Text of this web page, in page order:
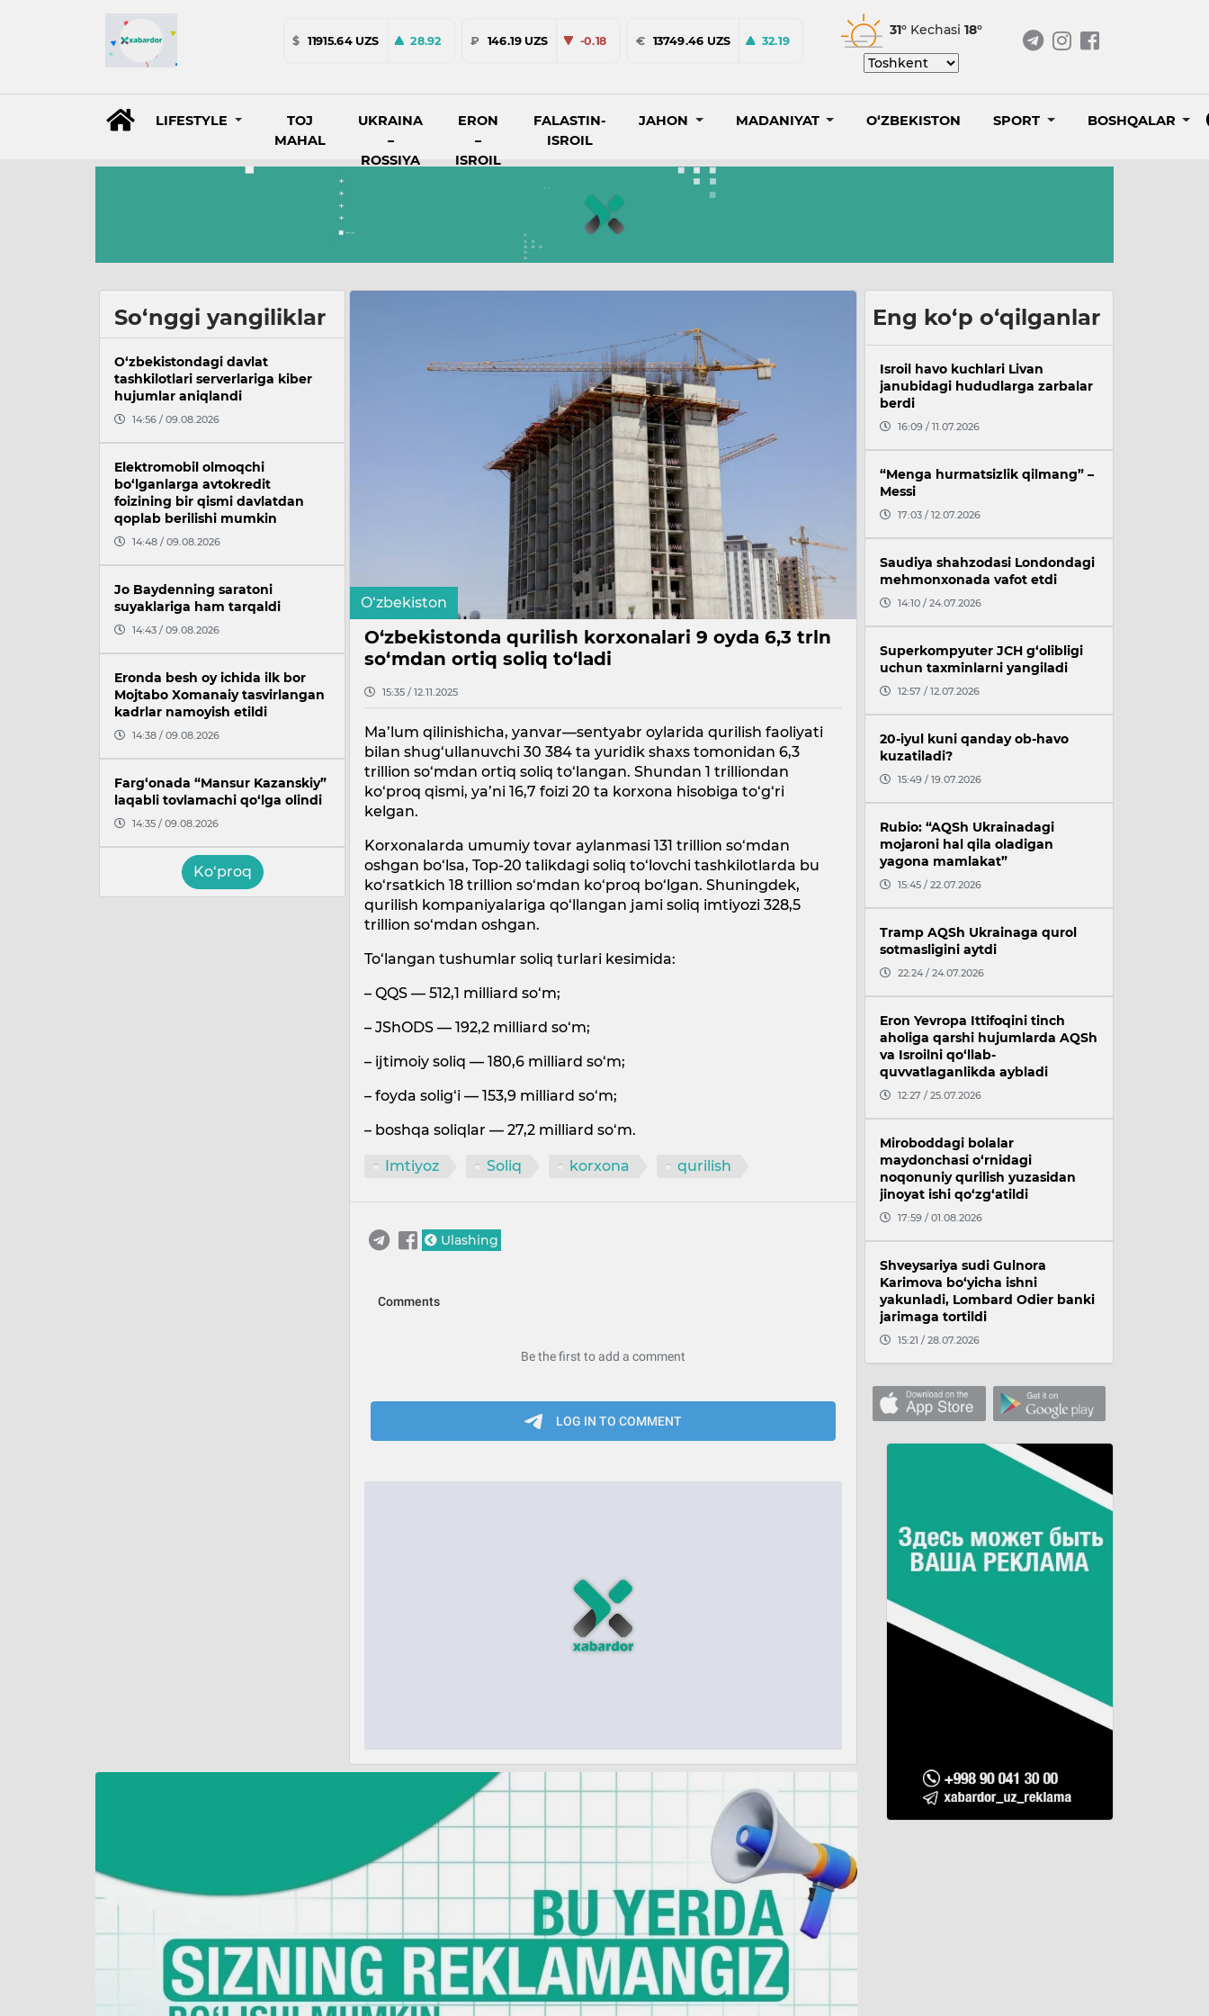
$ 11915.64 UZS 28.92 ₽ 146.19 UZS -0.18 € 13749.46 UZS 32.19
31° Kechasi 18°
LIFESTYLE
TOJ
MAHAL
UKRAINA
–
ROSSIYA
ERON
–
ISROIL
FALASTIN-
ISROIL
JAHON MADANIYAT O‘ZBEKISTON SPORT BOSHQALAR
So‘nggi yangiliklar
O‘zbekistondagi davlat
tashkilotlari serverlariga kiber
hujumlar aniqlandi
14:56 / 09.08.2026
Elektromobil olmoqchi
bo‘lganlarga avtokredit
foizining bir qismi davlatdan
qoplab berilishi mumkin
14:48 / 09.08.2026
Jo Baydenning saratoni
suyaklariga ham tarqaldi
14:43 / 09.08.2026
Eronda besh oy ichida ilk bor
Mojtabo Xomanaiy tasvirlangan
kadrlar namoyish etildi
14:38 / 09.08.2026
Farg‘onada “Mansur Kazanskiy”
laqabli tovlamachi qo‘lga olindi
14:35 / 09.08.2026
Ko‘proq
O‘zbekiston
O‘zbekistonda qurilish korxonalari 9 oyda 6,3 trln
so‘mdan ortiq soliq to‘ladi
15:35 / 12.11.2025
Ma’lum qilinishicha, yanvar—sentyabr oylarida qurilish faoliyati
bilan shug‘ullanuvchi 30 384 ta yuridik shaxs tomonidan 6,3
trillion so‘mdan ortiq soliq to‘langan. Shundan 1 trilliondan
ko‘proq qismi, ya’ni 16,7 foizi 20 ta korxona hisobiga to‘g‘ri
kelgan.
Korxonalarda umumiy tovar aylanmasi 131 trillion so‘mdan
oshgan bo‘lsa, Top-20 talikdagi soliq to‘lovchi tashkilotlarda bu
ko‘rsatkich 18 trillion so‘mdan ko‘proq bo‘lgan. Shuningdek,
qurilish kompaniyalariga qo‘llangan jami soliq imtiyozi 328,5
trillion so‘mdan oshgan.
To‘langan tushumlar soliq turlari kesimida:
– QQS — 512,1 milliard so‘m;
– JShODS — 192,2 milliard so‘m;
– ijtimoiy soliq — 180,6 milliard so‘m;
– foyda solig‘i — 153,9 milliard so‘m;
– boshqa soliqlar — 27,2 milliard so‘m.
Imtiyoz Soliq korxona qurilish
Ulashing
Eng ko‘p o‘qilganlar
Isroil havo kuchlari Livan
janubidagi hududlarga zarbalar
berdi
16:09 / 11.07.2026
“Menga hurmatsizlik qilmang” –
Messi
17:03 / 12.07.2026
Saudiya shahzodasi Londondagi
mehmonxonada vafot etdi
14:10 / 24.07.2026
Superkompyuter JCH g‘olibligi
uchun taxminlarni yangiladi
12:57 / 12.07.2026
20-iyul kuni qanday ob-havo
kuzatiladi?
15:49 / 19.07.2026
Rubio: “AQSh Ukrainadagi
mojaroni hal qila oladigan
yagona mamlakat”
15:45 / 22.07.2026
Tramp AQSh Ukrainaga qurol
sotmasligini aytdi
22:24 / 24.07.2026
Eron Yevropa Ittifoqini tinch
aholiga qarshi hujumlarda AQSh
va Isroilni qo‘llab-
quvvatlaganlikda aybladi
12:27 / 25.07.2026
Miroboddagi bolalar
maydonchasi o‘rnidagi
noqonuniy qurilish yuzasidan
jinoyat ishi qo‘zg‘atildi
17:59 / 01.08.2026
Shveysariya sudi Gulnora
Karimova bo‘yicha ishni
yakunladi, Lombard Odier banki
jarimaga tortildi
15:21 / 28.07.2026